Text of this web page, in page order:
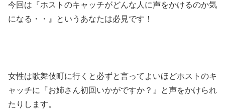
今回は『ホストのキャッチがどんな人に声をかけるのか気
になる・・』というあなたは必見です！
女性は歌舞伎町に行くと必ずと言ってよいほどホストのキ
ャッチに『お姉さん初回いかがですか？』と声をかけられ
たりします。